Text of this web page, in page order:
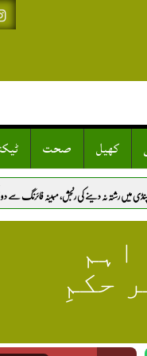
کھیل صحت
دینے کی رنجش، مبینہ فائرنگ سے دو سگی بہنیں
اہم
حکمِ